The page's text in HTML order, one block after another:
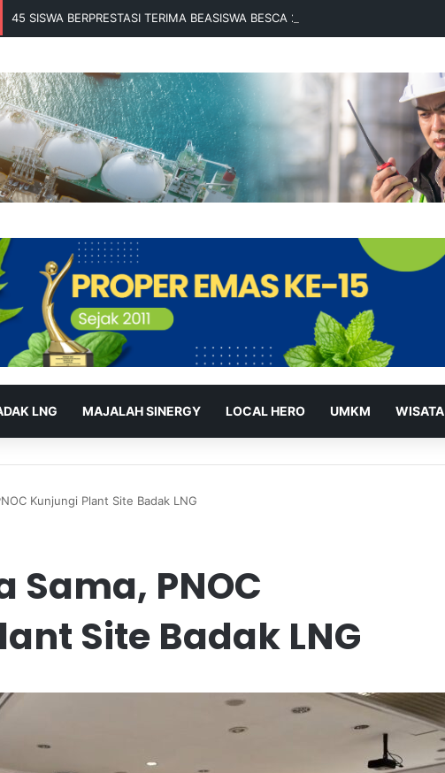
45 SISWA BERPRESTASI TERIMA BEASISWA BESCA 2026
LNG MAJALAH SINERGY LOCAL HERO UMKM WISATA
Kunjungi Plant Site Badak LNG
Sama, PNOC
Site Badak LNG